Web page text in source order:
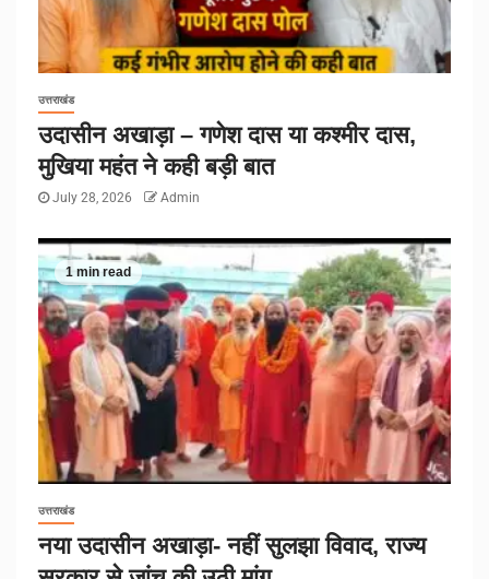
उत्तराखंड
उदासीन अखाड़ा – गणेश दास या कश्मीर दास,
मुखिया महंत ने कही बड़ी बात
July 28, 2026 Admin
1 min read
उत्तराखंड
नया उदासीन अखाड़ा- नहीं सुलझा विवाद, राज्य